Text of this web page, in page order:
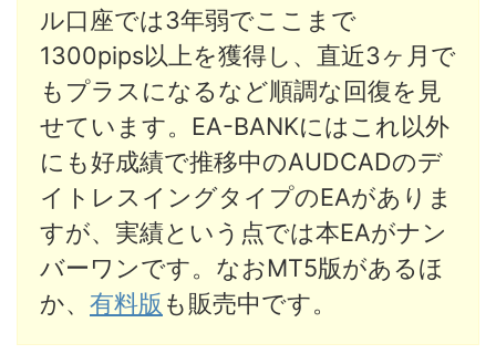
ル口座では3年弱でここまで
1300pips以上を獲得し、直近3ヶ月で
もプラスになるなど順調な回復を見
せています。EA-BANKにはこれ以外
にも好成績で推移中のAUDCADのデ
イトレスイングタイプのEAがありま
すが、実績という点では本EAがナン
バーワンです。なおMT5版があるほ
か、 有料版 も販売中です。